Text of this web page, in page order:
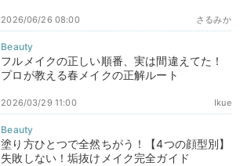
さるみか
2026/06/26 08:00
フルメイクの正しい順番、実は間違えてた！
プロが教える春メイクの正解ルート
Ikue
2026/03/29 11:00
塗り方ひとつで全然ちがう！【4つの顔型別】
失敗しない！垢抜けメイク完全ガイド